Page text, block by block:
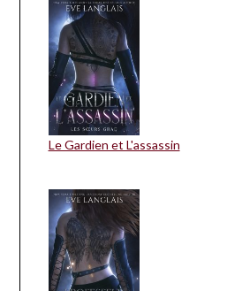
Le Gardien et L'assassin